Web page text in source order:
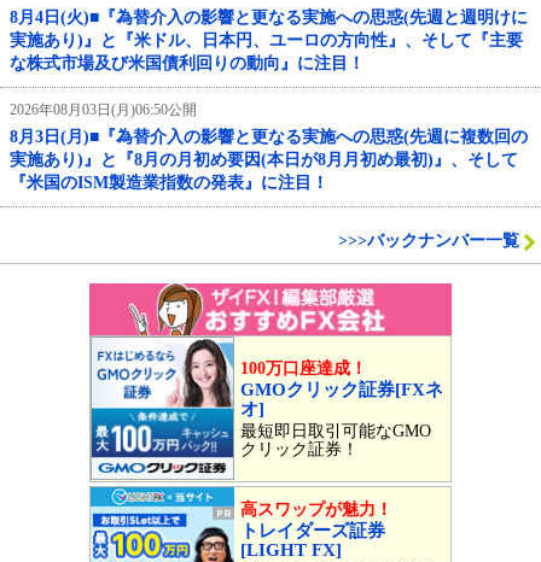
8月4日(火)■『為替介入の影響と更なる実施への思惑(先週と週明けに
実施あり)』と『米ドル、日本円、ユーロの方向性』、そして『主要
な株式市場及び米国債利回りの動向』に注目！
2026年08月03日(月)06:50公開
8月3日(月)■『為替介入の影響と更なる実施への思惑(先週に複数回の
実施あり)』と『8月の月初め要因(本日が8月月初め最初)』、そして
『米国のISM製造業指数の発表』に注目！
>>>バックナンバー一覧
100万口座達成！
GMOクリック証券[FXネ
オ]
最短即日取引可能なGMO
クリック証券！
高スワップが魅力！
トレイダーズ証券
[LIGHT FX]